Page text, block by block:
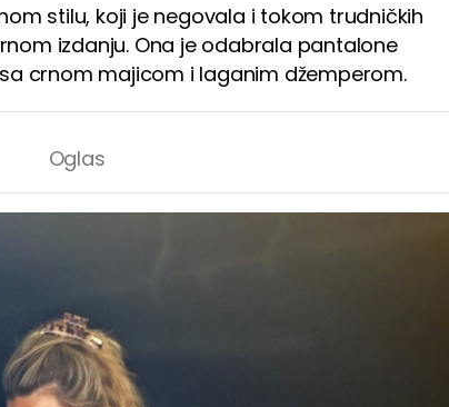
stilu, koji je negovala i tokom trudničkih
izdanju. Ona je odabrala pantalone
crnom majicom i laganim džemperom.